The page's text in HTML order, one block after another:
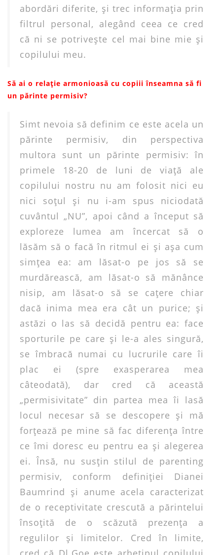
abordări diferite, şi trec informaţia prin
filtrul personal, alegând ceea ce cred
că ni se potriveşte cel mai bine mie şi
copilului meu.
Să ai o relație armonioasă cu copiii înseamna să fi
un părinte permisiv?
Simt nevoia să definim ce este acela un
părinte permisiv, din perspectiva
multora sunt un părinte permisiv: în
primele 18-20 de luni de viaţă ale
copilului nostru nu am folosit nici eu
nici soţul şi nu i-am spus niciodată
cuvântul „NU”, apoi când a început să
exploreze lumea am încercat să o
lăsăm să o facă în ritmul ei şi aşa cum
simţea ea: am lăsat-o pe jos să se
murdărească, am lăsat-o să mănânce
nisip, am lăsat-o să se caţere chiar
dacă inima mea era cât un purice; şi
astăzi o las să decidă pentru ea: face
sporturile pe care şi le-a ales singură,
se îmbracă numai cu lucrurile care îi
plac ei (spre exasperarea mea
câteodată), dar cred că această
„permisivitate” din partea mea îi lasă
locul necesar să se descopere şi mă
forţează pe mine să fac diferenţa între
ce îmi doresc eu pentru ea şi alegerea
ei. Însă, nu susţin stilul de parenting
permisiv, conform definiţiei Dianei
Baumrind şi anume acela caracterizat
de o receptivitate crescută a părintelui
însoţită de o scăzută prezenţa a
regulilor şi limitelor. Cred în limite,